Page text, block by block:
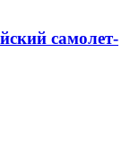
самолет-